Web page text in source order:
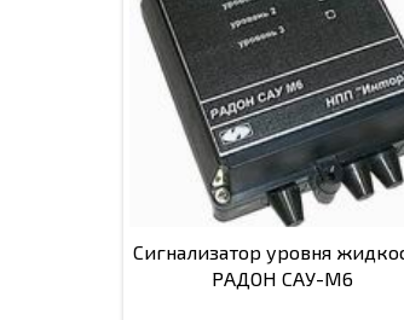
Сигнализатор уровня
РАДОН САУ-М6